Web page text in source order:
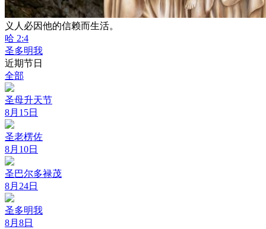
义人必因他的信赖而生活。
哈 2:4
圣多明我
近期节日
全部
圣母升天节
8月15日
圣老楞佐
8月10日
圣巴尔多禄茂
8月24日
圣多明我
8月8日